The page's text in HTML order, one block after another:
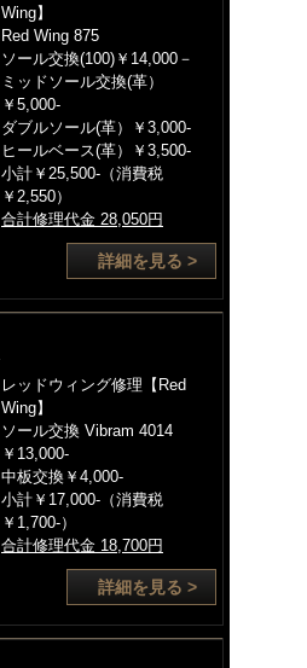
Wing】
Red Wing 875
ソール交換(100)￥14,000－
ミッドソール交換(革）
￥5,000-
ダブルソール(革）￥3,000-
ヒールベース(革）￥3,500-
小計￥25,500-（消費税
￥2,550）
合計修理代金 28,050円
詳細を見る >
レッドウィング修理【Red
Wing】
ソール交換 Vibram 4014
￥13,000-
中板交換￥4,000-
小計￥17,000-（消費税
￥1,700-）
合計修理代金 18,700円
詳細を見る >